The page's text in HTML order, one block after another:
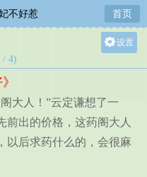
不好惹 首页
设置
中
小
/ 4)
人！”云定谦想了一
前出的价格，这药阁大人
以后求药什么的，会很麻